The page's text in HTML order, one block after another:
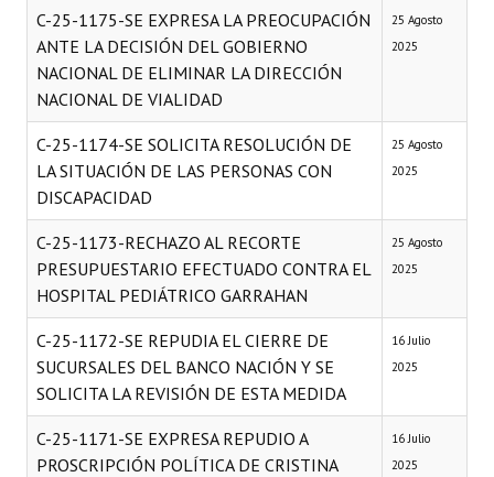
C-25-1175-SE EXPRESA LA PREOCUPACIÓN
ANTE LA DECISIÓN DEL GOBIERNO
NACIONAL DE ELIMINAR LA DIRECCIÓN
NACIONAL DE VIALIDAD
25 Agosto
2025
C-25-1174-SE SOLICITA RESOLUCIÓN DE
LA SITUACIÓN DE LAS PERSONAS CON
DISCAPACIDAD
25 Agosto
2025
C-25-1173-RECHAZO AL RECORTE
PRESUPUESTARIO EFECTUADO CONTRA EL
HOSPITAL PEDIÁTRICO GARRAHAN
25 Agosto
2025
C-25-1172-SE REPUDIA EL CIERRE DE
SUCURSALES DEL BANCO NACIÓN Y SE
SOLICITA LA REVISIÓN DE ESTA MEDIDA
16 Julio
2025
C-25-1171-SE EXPRESA REPUDIO A
PROSCRIPCIÓN POLÍTICA DE CRISTINA
16 Julio
2025